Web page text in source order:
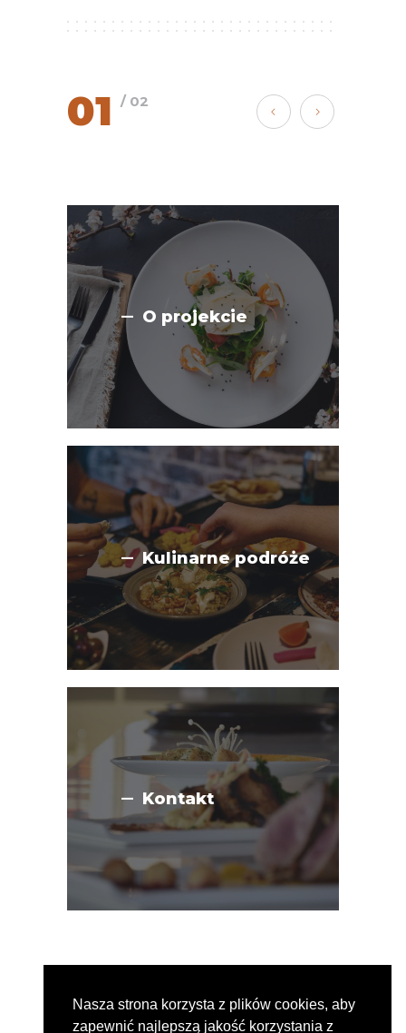
01 / 02
O projekcie
Kulinarne podróże
Kontakt
2026© Amtuitam
Nasza strona korzysta z plików cookies, aby
zapewnić najlepszą jakość korzystania z